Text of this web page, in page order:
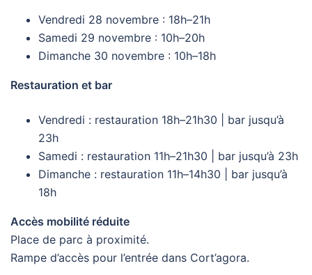
Vendredi 28 novembre : 18h–21h
Samedi 29 novembre : 10h–20h
Dimanche 30 novembre : 10h–18h
Restauration et bar
Vendredi : restauration 18h–21h30 | bar jusqu’à
23h
Samedi : restauration 11h–21h30 | bar jusqu’à 23h
Dimanche : restauration 11h–14h30 | bar jusqu’à
18h
Accès mobilité réduite
Place de parc à proximité.
Rampe d’accès pour l’entrée dans Cort’agora.